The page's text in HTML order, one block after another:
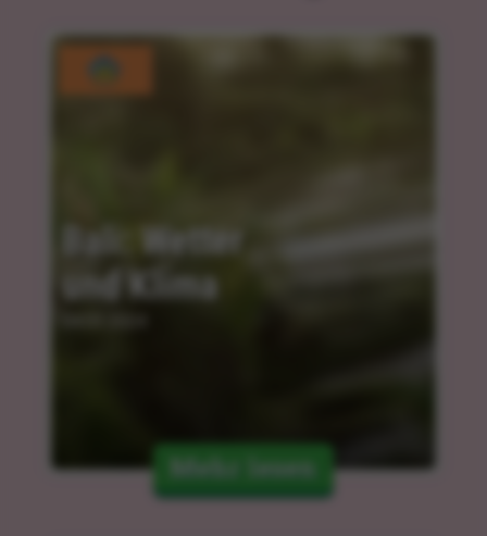
Bali: Wetter
und Klima
Mehr lesen